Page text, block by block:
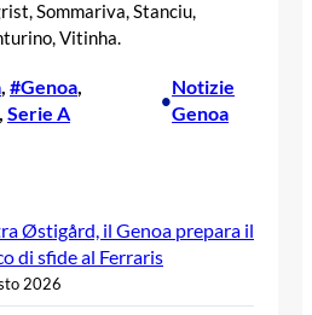
Sommariva, Stanciu,
Vitinha.
, #Genoa
, Serie A
•
Notizie
Genoa
Østigård, il Genoa prepara il
di sfide al Ferraris
2026